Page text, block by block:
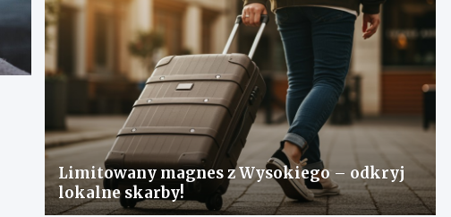
Limitowany magnes z Wysokiego – odkryj
lokalne skarby!